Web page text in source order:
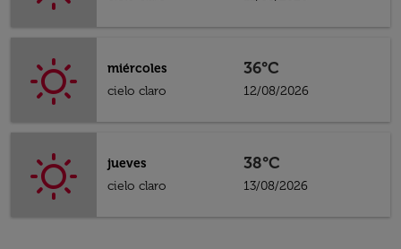
miércoles
cielo claro
36°C
12/08/2026
jueves
cielo claro
38°C
13/08/2026